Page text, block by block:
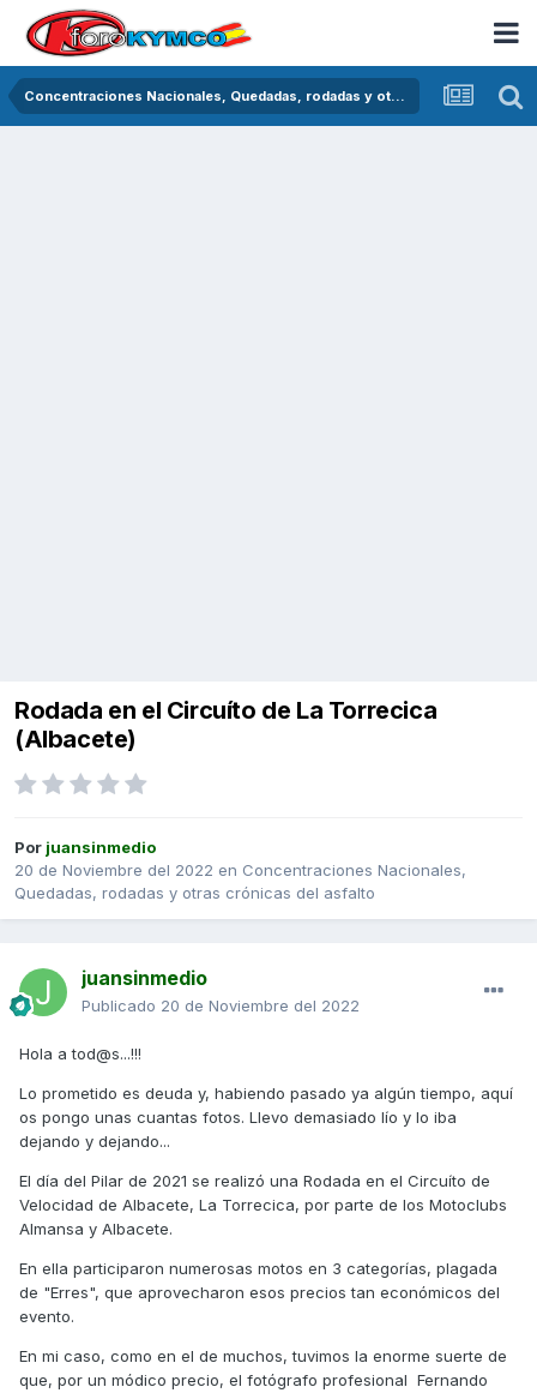
Concentraciones Nacionales, Quedadas, rodadas y otras crónicas del asfalto
Rodada en el Circuíto de La Torrecica
(Albacete)
Por juansinmedio
20 de Noviembre del 2022 en Concentraciones Nacionales,
Quedadas, rodadas y otras crónicas del asfalto
juansinmedio
Publicado 20 de Noviembre del 2022
Hola a tod@s...!!!
Lo prometido es deuda y, habiendo pasado ya algún tiempo, aquí
os pongo unas cuantas fotos. Llevo demasiado lío y lo iba
dejando y dejando...
El día del Pilar de 2021 se realizó una Rodada en el Circuíto de
Velocidad de Albacete, La Torrecica, por parte de los Motoclubs
Almansa y Albacete.
En ella participaron numerosas motos en 3 categorías, plagada
de "Erres", que aprovecharon esos precios tan económicos del
evento.
En mi caso, como en el de muchos, tuvimos la enorme suerte de
que, por un módico precio, el fotógrafo profesional Fernando